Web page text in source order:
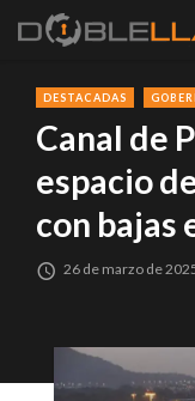
DESTACADAS
Canal de
espacio
con bajas
26 de marzo de